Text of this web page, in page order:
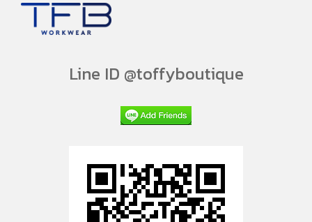
Line ID @toffyboutique